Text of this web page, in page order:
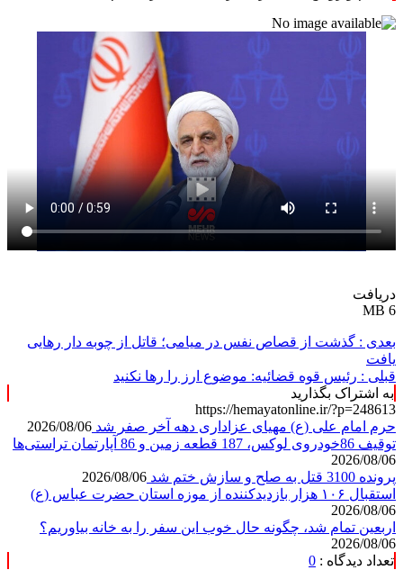
دریافت
6 MB
بعدی : گذشت از قصاص نفس در میامی؛ قاتل از چوبه دار رهایی
یافت
قبلی : رئیس قوه قضائیه: موضوع ارز را رها نکنید
به اشتراک بگذارید
https://hemayatonline.ir/?p=248613
حرم امام علی (ع) مهیای عزاداری دهه آخر صفر شد 2026/08/06
توقیف 86خودروی لوکس، 187 قطعه زمین و 86 آپارتمان تراستی‌ها
2026/08/06
پرونده 3100 قتل به صلح و سازش ختم شد
2026/08/06
استقبال ۱۰۶ هزار بازدیدکننده از موزه استان حضرت عباس (ع)
2026/08/06
اربعین تمام شد، چگونه حال خوب این سفر را به خانه بیاوریم؟
2026/08/06
تعداد دیدگاه : 0